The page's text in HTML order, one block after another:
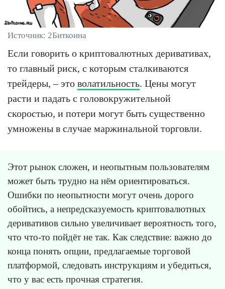
Источник: 2Биткоина
Если говорить о криптовалютных деривативах,
то главный риск, с которым сталкиваются
трейдеры, – это волатильность. Цены могут
расти и падать с головокружительной
скоростью, и потери могут быть существенно
умножены в случае маржинальной торговли.
Этот рынок сложен, и неопытным пользователям
может быть трудно на нём ориентироваться.
Ошибки по неопытности могут очень дорого
обойтись, а непредсказуемость криптовалютных
деривативов сильно увеличивает вероятность того,
что что-то пойдёт не так. Как следствие: важно до
конца понять опции, предлагаемые торговой
платформой, следовать инструкциям и убедиться,
что у вас есть прочная стратегия.